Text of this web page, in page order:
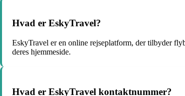
Hvad er EskyTravel?
EskyTravel er en online rejseplatform, der tilbyder
deres hjemmeside.
Hvad er EskyTravel kontaktnummer?